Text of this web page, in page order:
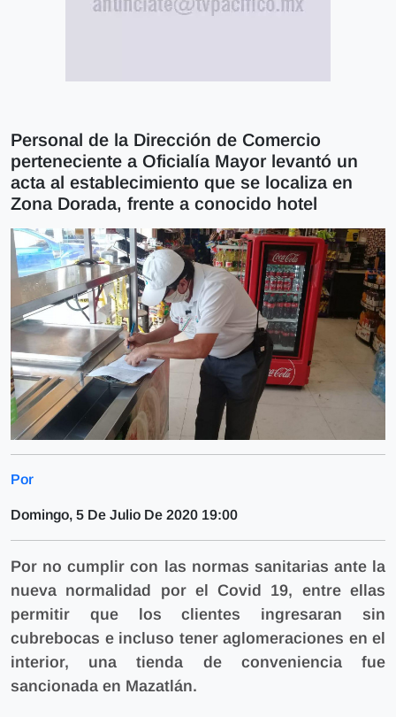
Personal de la Dirección de Comercio
perteneciente a Oficialía Mayor levantó un
acta al establecimiento que se localiza en
Zona Dorada, frente a conocido hotel
Por
Domingo, 5 De Julio De 2020 19:00
Por no cumplir con las normas sanitarias ante la
nueva normalidad por el Covid 19, entre ellas
permitir que los clientes ingresaran sin
cubrebocas e incluso tener aglomeraciones en el
interior, una tienda de conveniencia fue
sancionada en Mazatlán.